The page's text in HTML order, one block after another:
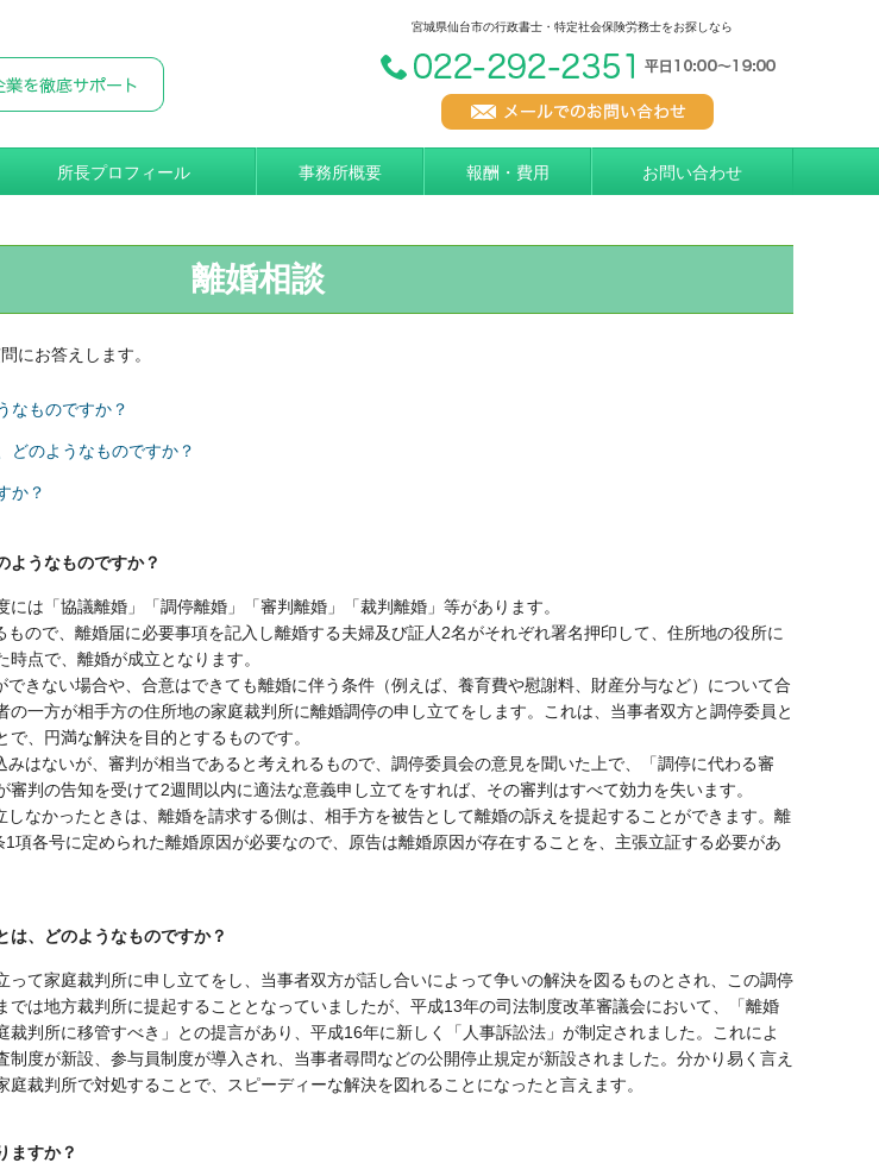
宮城県仙台市の行政書士・特定社会保険労務士をお探しなら
所長プロフィール 事務所概要 報酬・費用 お問い合わせ
離婚相談
にお答えします。
なものですか？
どのようなものですか？
か？
ようなものですか？
には「協議離婚」「調停離婚」「審判離婚」「裁判離婚」等があります。
ので、離婚届に必要事項を記入し離婚する夫婦及び証人2名がそれぞれ署名押印して、住所地の役所に
点で、離婚が成立となります。
きない場合や、合意はできても離婚に伴う条件（例えば、養育費や慰謝料、財産分与など）について合
の一方が相手方の住所地の家庭裁判所に離婚調停の申し立てをします。これは、当事者双方と調停委員と
、円満な解決を目的とするものです。
はないが、審判が相当であると考えれるもので、調停委員会の意見を聞いた上で、「調停に代わる審
審判の告知を受けて2週間以内に適法な意義申し立てをすれば、その審判はすべて効力を失います。
なかったときは、離婚を請求する側は、相手方を被告として離婚の訴えを提起することができます。離
項各号に定められた離婚原因が必要なので、原告は離婚原因が存在することを、主張立証する必要があ
は、どのようなものですか？
って家庭裁判所に申し立てをし、当事者双方が話し合いによって争いの解決を図るものとされ、この調停
では地方裁判所に提起することとなっていましたが、平成13年の司法制度改革審議会において、「離婚
裁判所に移管すべき」との提言があり、平成16年に新しく「人事訴訟法」が制定されました。これによ
制度が新設、参与員制度が導入され、当事者尋問などの公開停止規定が新設されました。分かり易く言え
庭裁判所で対処することで、スピーディーな解決を図れることになったと言えます。
ますか？